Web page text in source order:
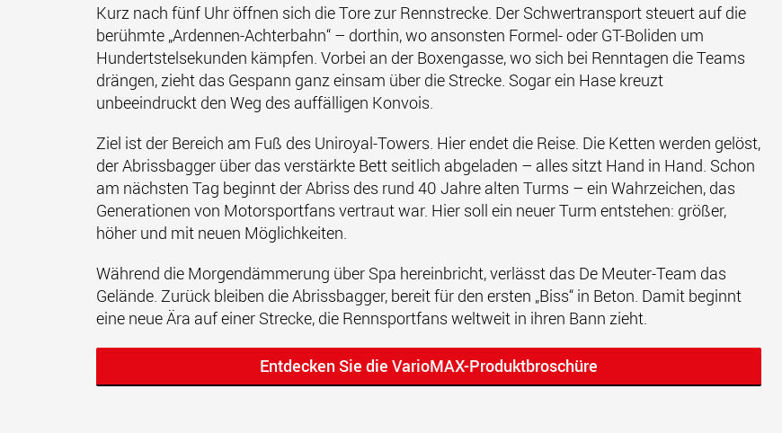
Kurz nach fünf Uhr öffnen sich die Tore zur Rennstrecke. Der Schwertransport steuert auf die
berühmte „Ardennen-Achterbahn“ – dorthin, wo ansonsten Formel- oder GT-Boliden um
Hundertstelsekunden kämpfen. Vorbei an der Boxengasse, wo sich bei Renntagen die Teams
drängen, zieht das Gespann ganz einsam über die Strecke. Sogar ein Hase kreuzt
unbeeindruckt den Weg des auffälligen Konvois.
Ziel ist der Bereich am Fuß des Uniroyal-Towers. Hier endet die Reise. Die Ketten werden gelöst,
der Abrissbagger über das verstärkte Bett seitlich abgeladen – alles sitzt Hand in Hand. Schon
am nächsten Tag beginnt der Abriss des rund 40 Jahre alten Turms – ein Wahrzeichen, das
Generationen von Motorsportfans vertraut war. Hier soll ein neuer Turm entstehen: größer,
höher und mit neuen Möglichkeiten.
Während die Morgendämmerung über Spa hereinbricht, verlässt das De Meuter-Team das
Gelände. Zurück bleiben die Abrissbagger, bereit für den ersten „Biss“ in Beton. Damit beginnt
eine neue Ära auf einer Strecke, die Rennsportfans weltweit in ihren Bann zieht.
Entdecken Sie die VarioMAX-Produktbroschüre